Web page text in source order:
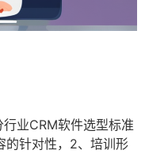
业CRM软件选型标准
的针对性，2、培训形